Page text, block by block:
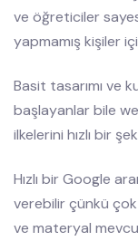
ve öğreticiler
yapmamış kişiler
Basit tasarımı ve
başlayanlar bile
ilkelerini hızlı bir
Hızlı bir Google
verebilir çünkü
ve materyal